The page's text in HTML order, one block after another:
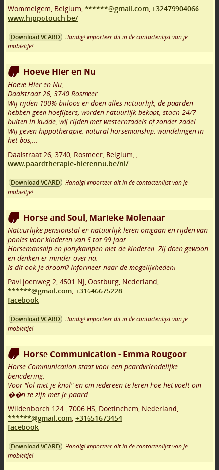
Wommelgem, Belgium, ******@gmail.com, +32479904066
www.hippotouch.be/
Download VCARD
Handig! Importeer dit in de contactenlijst van je
mobieltje!
Hoeve Hier en Nu
Hoeve Hier en Nu,
Daalstraat 26, 3740 Rosmeer
Wij rijden 100% bitloos en doen alles natuurlijk, de paarden
hebben geen hoefijzers, worden natuurlijk bekapt, staan 24/7
buiten in kudde, wij rijden met westernzadels of zonder zadel.
Wij geven hippotherapie, natural horsemanship, wandelingen in
het bos,...
Daalstraat 26, 3740, Rosmeer, Belgium, ,
www.paardtherapie-hierennu.be/nl/
Download VCARD
Handig! Importeer dit in de contactenlijst van je
mobieltje!
Horse and Soul, Marieke Molenaar
Natuurlijke pensionstal en natuurlijk leren omgaan en rijden van
ponies voor kinderen van 6 tot 99 jaar.
Horsemanship en ponykampen met de kinderen. Zij doen gewoon
en denken er minder over na.
Is dit ook je droom? Informeer naar de mogelijkheden!
Paviljoenweg 2, 4501 NJ, Oostburg, Nederland,
******@gmail.com, +31646675228
facebook
Download VCARD
Handig! Importeer dit in de contactenlijst van je
mobieltje!
Horse Communication - Emma Rougoor
Horse Communication staat voor een paardvriendelijke
benadering.
Voor "lol met je knol" en om iedereen te leren hoe het voelt om
��n te zijn met je paard.
Wildenborch 124 , 7006 HS, Doetinchem, Nederland,
******@gmail.com, +31651673454
facebook
Download VCARD
Handig! Importeer dit in de contactenlijst van je
mobieltje!